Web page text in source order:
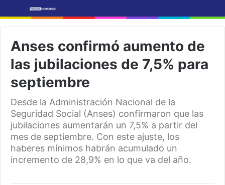
Anses confirmó aumento de
las jubilaciones de 7,5% para
septiembre
Desde la Administración Nacional de la
Seguridad Social (Anses) confirmaron que las
jubilaciones aumentarán un 7,5% a partir del
mes de septiembre. Con este ajuste, los
haberes mínimos habrán acumulado un
incremento de 28,9% en lo que va del año.